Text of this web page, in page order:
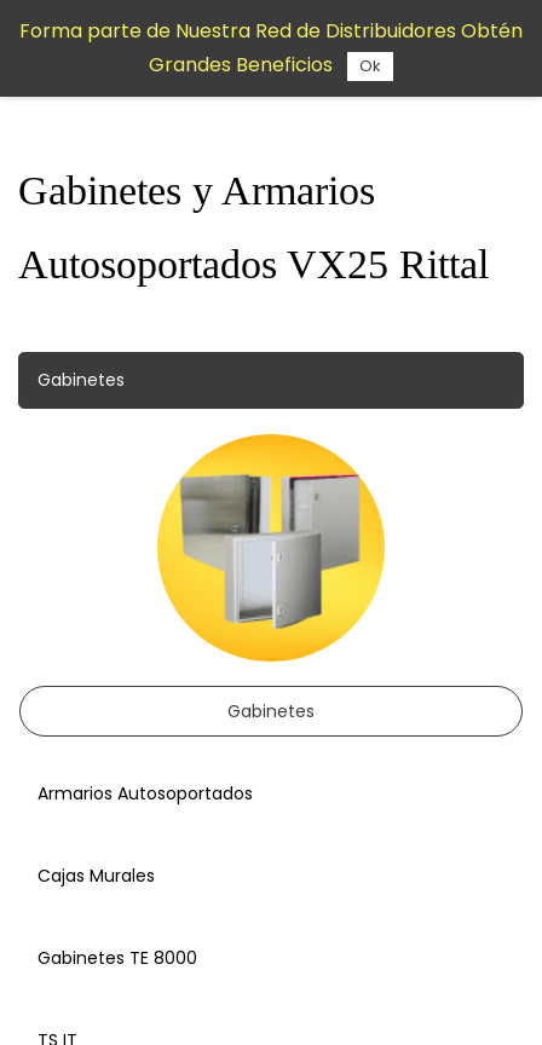
contenido
Gabinetes y Armarios
Autosoportados VX25 Rittal
Gabinetes
Gabinetes
Armarios Autosoportados
Cajas Murales
Gabinetes TE 8000
TS IT
Forma parte de Nuestra Red de Distribuidores Obtén
Grandes Beneficios
Ok